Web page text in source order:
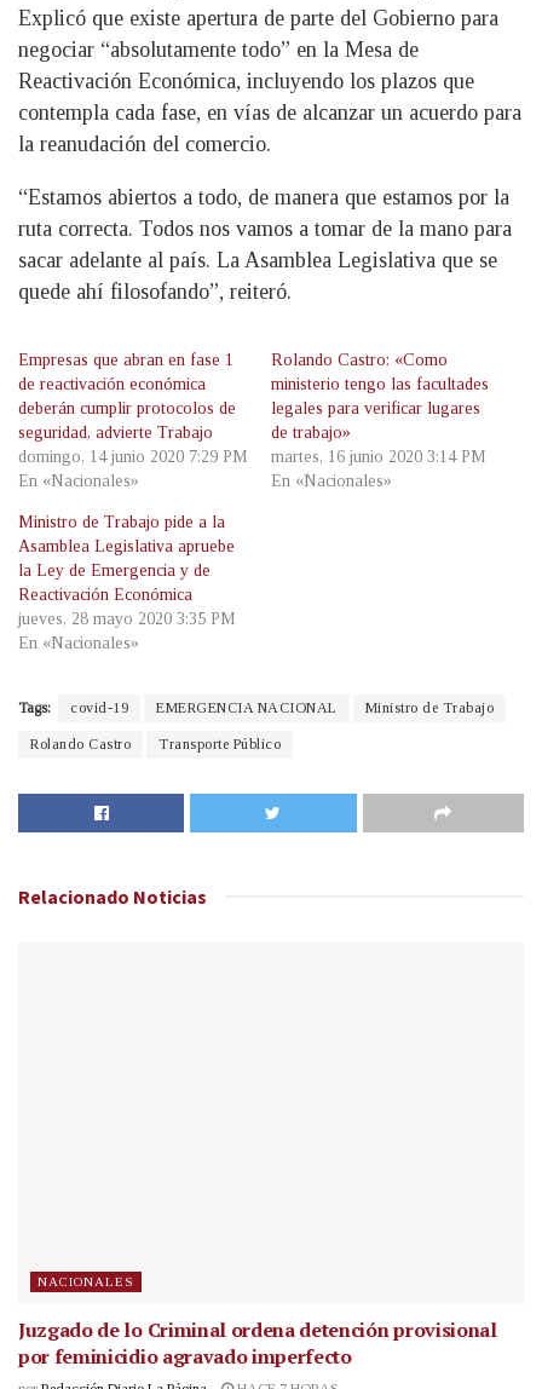
Explicó que existe apertura de parte del Gobierno para
negociar “absolutamente todo” en la Mesa de
Reactivación Económica, incluyendo los plazos que
contempla cada fase, en vías de alcanzar un acuerdo para
la reanudación del comercio.
“Estamos abiertos a todo, de manera que estamos por la
ruta correcta. Todos nos vamos a tomar de la mano para
sacar adelante al país. La Asamblea Legislativa que se
quede ahí filosofando”, reiteró.
Empresas que abran en fase 1
de reactivación económica
deberán cumplir protocolos de
seguridad, advierte Trabajo
domingo, 14 junio 2020 7:29 PM
En «Nacionales»
Rolando Castro: «Como
ministerio tengo las facultades
legales para verificar lugares
de trabajo»
martes, 16 junio 2020 3:14 PM
En «Nacionales»
Ministro de Trabajo pide a la
Asamblea Legislativa apruebe
la Ley de Emergencia y de
Reactivación Económica
jueves, 28 mayo 2020 3:35 PM
En «Nacionales»
Tags: covid-19 EMERGENCIA NACIONAL Ministro de Trabajo
Rolando Castro Transporte Público
Relacionado Noticias
NACIONALES
Juzgado de lo Criminal ordena detención provisional
por feminicidio agravado imperfecto